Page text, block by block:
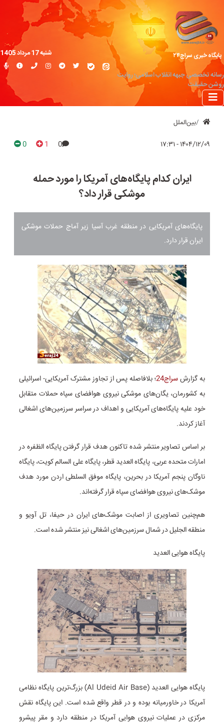
پایگاه خبری سراج۲۴
رسانه تخصصی جبهه انقلاب اسلامی؛ روایت
روشن حقیقت
شنبه 17 مرداد 1405
بین‌الملل
۱۴۰۴/۱۲/۰۹ - ۱۷:۳۱ 0
1
0
ایران کدام پایگاه‌های آمریکا را مورد حمله
موشکی قرار داد؟
پایگاه‌های آمریکایی در منطقه غرب آسیا زیر آماج حملات موشکی
ایران قرار دارد.
به گزارشسراج24
؛ بلافاصله پس از تجاوز مشترک آمریکایی- اسرائیلی
به کشورمان،‌ یگان‌های موشکی نیروی هوافضای سپاه حملات متقابل
خود علیه پایگاه‌های آمریکایی و اهداف در سراسر سرزمین‌های اشغالی
آغاز کردند.
بر اساس تصاویر منتشر شده تاکنون هدف قرار گرفتن پایگاه الظفره در
امارات متحده عربی،‌ پایگاه العدید قطر،‌ پایگاه علی السالم کویت، پایگاه
ناوگان پنجم آمریکا در بحرین، پایگاه موفق السلطی اردن مورد هدف
موشک‌های نیروی هوافضای سپاه قرار گرفته‌اند.
هم‌چنین تصاویری از اصابت موشک‌های ایران در حیفا، تل آویو و
منطقه الجلیل در شمال سرزمین‌های اشغالی نیز منتشر شده است.
پایگاه هوایی العدید
پایگاه هوایی العدید (Al Udeid Air Base) بزرگ‌ترین پایگاه نظامی
آمریکا در خاورمیانه بوده و در قطر واقع شده است. این پایگاه نقش
مرکزی در عملیات نیروی هوایی آمریکا در منطقه دارد و مقر پیشرو